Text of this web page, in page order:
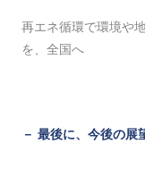
再エネ循環で環境や
を、全国へ
－ 最後に、今後の展